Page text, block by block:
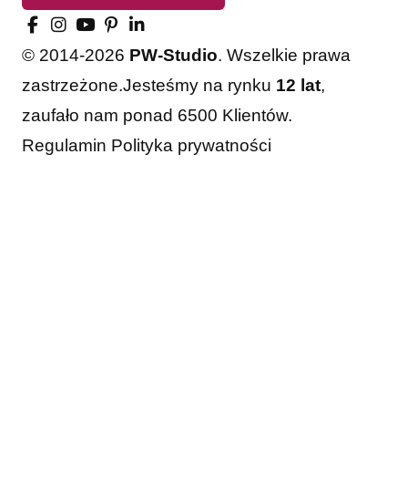
© 2014-2026 PW-Studio. Wszelkie prawa
zastrzeżone.Jesteśmy na rynku 12 lat,
zaufało nam ponad 6500 Klientów.
Regulamin Polityka prywatności